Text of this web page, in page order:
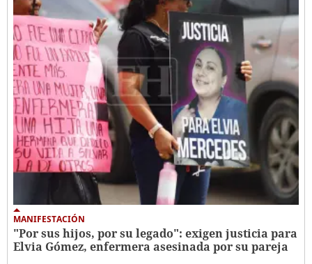
MANIFESTACIÓN
"Por sus hijos, por su legado": exigen justicia para
Elvia Gómez, enfermera asesinada por su pareja